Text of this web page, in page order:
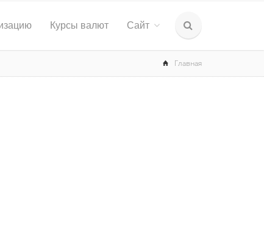
Курсы валют Сайт
Главная